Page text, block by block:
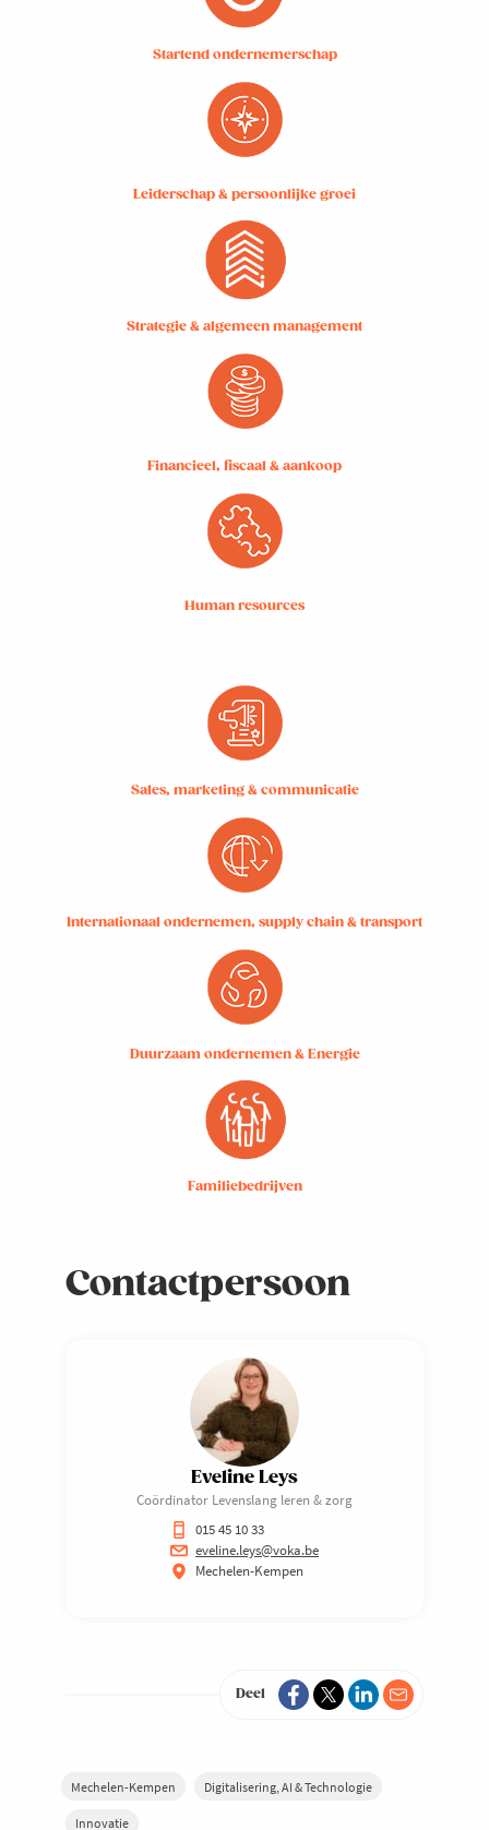
Startend ondernemerschap
Leiderschap & persoonlijke groei
Strategie & algemeen management
Financieel, fiscaal & aankoop
Human resources
Sales, marketing & communicatie
Internationaal ondernemen, supply chain & transport
Duurzaam ondernemen & Energie
Familiebedrijven
Contactpersoon
Eveline Leys
Coördinator Levenslang leren & zorg
015 45 10 33
eveline.leys@voka.be
Mechelen-Kempen
Deel
Mechelen-Kempen Digitalisering, AI & Technologie
Innovatie